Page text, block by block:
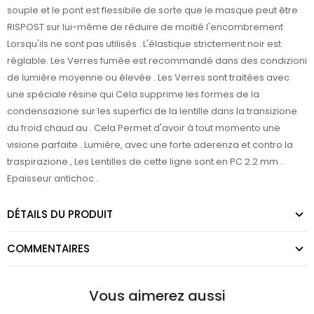
souple et le pontest flessibile de sorte que le masque peut être
RISPOSTsur lui-même de réduire de moitié l'encombrement
Lorsqu'ils ne sont pas utilisés . L'élastique strictementnoir est
réglable. Les Verres fumée est recommandé dans des condizioni
de lumière moyenne ou élevée . Les Verres sont traitées avec
une spéciale résine qui Cela supprime les formes de la
condensazione sur les superfici de la lentille dans la transizione
du froid chaud au . Cela Permetd'avoirà tout momento une
visione parfaite . Lumière, avec une forte aderenza et contro la
traspirazione , Les Lentilles de cette ligne sont en PC2.2mm .
Epaisseurantichoc .
DÉTAILS DU PRODUIT
COMMENTAIRES
Vous aimerez aussi